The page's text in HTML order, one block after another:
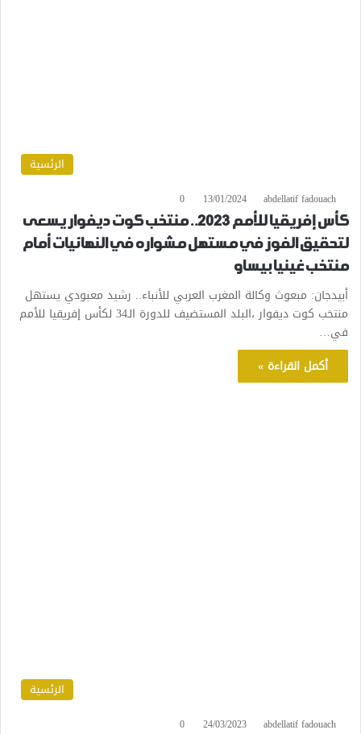
الرئسية
abdellatif fadouach
13/01/2024
0
كأس إفريقيا للأمم 2023.. منتخب كوت ديفوار يسعى
لتحقيق الفوز في مستهل مشواره في النهائيات أمام
منتخب غينيا بيساو
أبيدجان: مبعوث وكالة المغرب العربي للأنباء.. رشيد معبودي يستهل
منتخب كوت ديفوار ،البلد المستضيف للدورة الـ34 لكأس إفريقيا للأمم
في…
أكمل القراءة »
الرئسية
abdellatif fadouach
24/03/2023
0